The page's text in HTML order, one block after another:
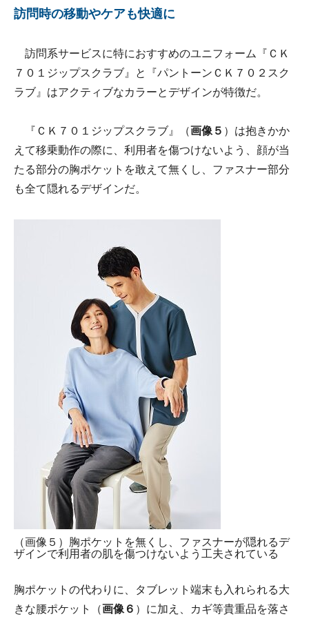
訪問時の移動やケアも快適に
訪問系サービスに特におすすめのユニフォーム『ＣＫ
７０１ジップスクラブ』と『パントーンＣＫ７０２スク
ラブ』はアクティブなカラーとデザインが特徴だ。
『ＣＫ７０１ジップスクラブ』（画像５ ）は抱きかか
えて移乗動作の際に、利用者を傷つけないよう、顔が当
たる部分の胸ポケットを敢えて無くし、ファスナー部分
も全て隠れるデザインだ。
（画像５）胸ポケットを無くし、ファスナーが隠れるデ
ザインで利用者の肌を傷つけないよう工夫されている
胸ポケットの代わりに、タブレット端末も入れられる大
きな腰ポケット（画像６ ）に加え、カギ等貴重品を落さ